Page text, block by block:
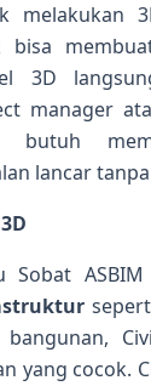
melakukan
bisa
3D
manager
butuh
lancar
Sobat
bangunan,
yang cocok.